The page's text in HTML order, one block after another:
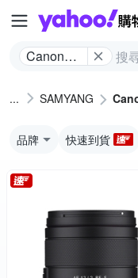
Canon專
SAMYANG
品牌 快速到貨